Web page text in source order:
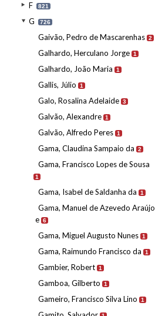
F 821
G 726
Gaivão, Pedro de Mascarenhas 2
Galhardo, Herculano Jorge 1
Galhardo, João Maria 1
Gallis, Júlio 1
Galo, Rosalina Adelaide 3
Galvão, Alexandre 1
Galvão, Alfredo Peres 1
Gama, Claudina Sampaio da 2
Gama, Francisco Lopes de Sousa
1
Gama, Isabel de Saldanha da 1
Gama, Manuel de Azevedo Araújo
e 6
Gama, Miguel Augusto Nunes 1
Gama, Raimundo Francisco da 1
Gambier, Robert 1
Gamboa, Gilberto 1
Gameiro, Francisco Silva Lino 1